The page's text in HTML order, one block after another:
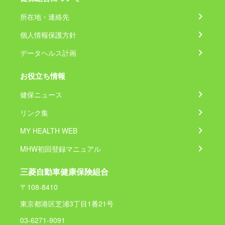
所在地・連絡先
個人情報保護方針
データヘルス計画
お役立ち情報
健保ニュース
リンク集
MY HEALTH WEB
MHW初回登録マニュアル
三菱自動車健康保険組合
〒108-8410
東京都港区芝浦3丁目1番21号
03-6271-9091